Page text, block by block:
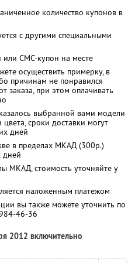
количество купонов в
с другими специальными
или СМС-купон на месте
осуществить примерку, в
причинам не понравился
заказа, при этом оплачивать
выбранной вами модели
сроки доставки могут
дней
в пределах МКАД (300р.)
дней
МКАД, стоимость уточняйте у
наложенным платежом
вы также можете уточнить по
46-36
2012 включительно